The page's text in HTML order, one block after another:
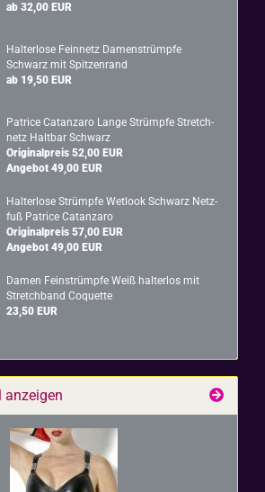
ab 32,00 EUR
Hal­ter­lo­se Fein­netz Da­men­strümp­fe
Schwarz mit Spit­zen­rand
ab 19,50 EUR
Pa­tri­ce Ca­t­an­za­ro Lange Strümp­fe Stretch­
netz Halt­bar Schwarz
Originalpreis 52,00 EUR
Angebot 49,00 EUR
Hal­ter­lo­se Strümp­fe Wet­look Schwarz Netz­
fuß Pa­tri­ce Ca­t­an­za­ro
Originalpreis 57,00 EUR
Angebot 49,00 EUR
Damen Fein­strümp­fe Weiß hal­ter­los mit
Stretch­band Co­quet­te
23,50 EUR
anzeigen